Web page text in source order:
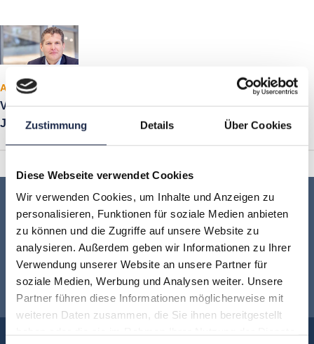
Zustimmung Details Über Cookies
Diese Webseite verwendet Cookies
Wir verwenden Cookies, um Inhalte und Anzeigen zu
personalisieren, Funktionen für soziale Medien anbieten
zu können und die Zugriffe auf unsere Website zu
analysieren. Außerdem geben wir Informationen zu Ihrer
Verwendung unserer Website an unsere Partner für
soziale Medien, Werbung und Analysen weiter. Unsere
Partner führen diese Informationen möglicherweise mit
weiteren Daten zusammen, die Sie ihnen bereitgestellt
Artikel
VDZ Digital Advertising Summit 2019 Meet the Speakers:
Jörg Mühle
Keine Veranstaltung mehr verpassen:
Jetzt für denMVFP Akademie
Newsletter anmelden!